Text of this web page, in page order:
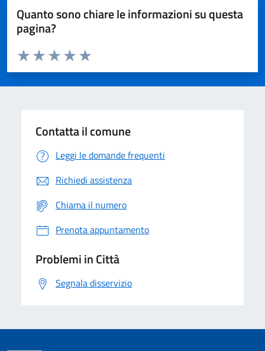
Quanto sono chiare le informazioni su questa
pagina?
Domanda
Valuta da 1 a 5 stelle la pagina
Valuta 5 stelle su 5
Valuta 4 stelle su 5
Valuta 3 stelle su 5
Valuta 2 stelle su 5
Valuta 1 stelle su 5
Contatta il comune
Leggi le domande frequenti
Richiedi assistenza
Chiama il numero
Prenota appuntamento
Problemi in Città
Segnala disservizio